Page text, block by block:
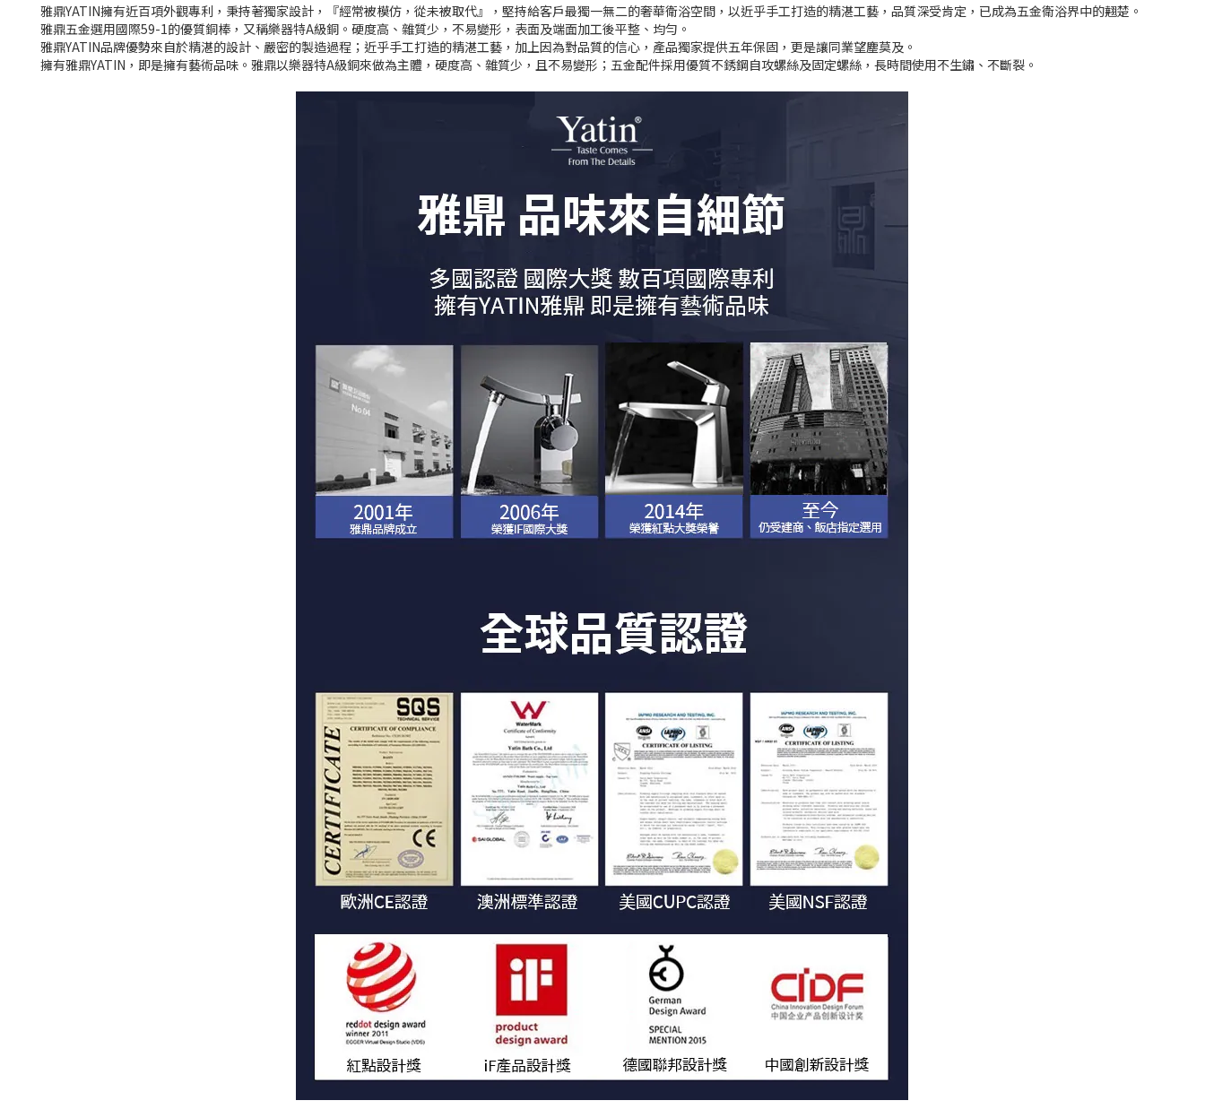
雅鼎YATIN擁有近百項外觀專利，秉持著獨家設計，『經常被模仿，從未被取代』，堅持給客戶最獨一無二的奢華衛浴空間，以近乎手工打造的精湛工藝，品質深受肯定，已成為五金衛浴界中的翹楚。
雅鼎五金選用國際59-1的優質銅棒，又稱樂器特A級銅。硬度高、雜質少，不易變形，表面及端面加工後平整、均勻。
雅鼎YATIN品牌優勢來自於精湛的設計、嚴密的製造過程；近乎手工打造的精湛工藝，加上因為對品質的信心，產品獨家提供五年保固，更是讓同業望塵莫及。
擁有雅鼎YATIN，即是擁有藝術品味。 雅鼎以樂器特A級銅來做為主體，硬度高、雜質少，且不易變形；五金配件採用優質不銹鋼自攻螺絲及固定螺絲，長時間使用不生鏽、不斷裂。